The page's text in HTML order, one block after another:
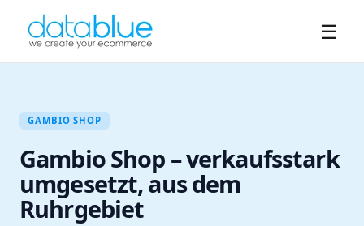
☰
GAMBIO SHOP
Gambio Shop – verkaufsstark
umgesetzt, aus dem
Ruhrgebiet